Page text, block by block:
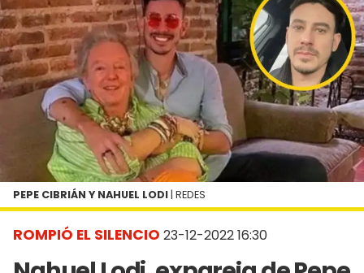
ROMPIÓ EL SILENCIO 23-12-2022 16:30
PEPE CIBRIÁN Y NAHUEL LODI | REDES